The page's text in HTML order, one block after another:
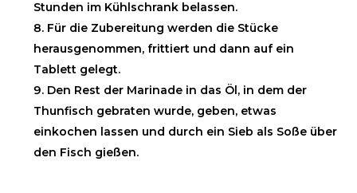
Stunden im Kühlschrank belassen.
Für die Zubereitung werden die Stücke
herausgenommen, frittiert und dann auf ein
Tablett gelegt.
Den Rest der Marinade in das Öl, in dem der
Thunfisch gebraten wurde, geben, etwas
einkochen lassen und durch ein Sieb als Soße über
den Fisch gießen.